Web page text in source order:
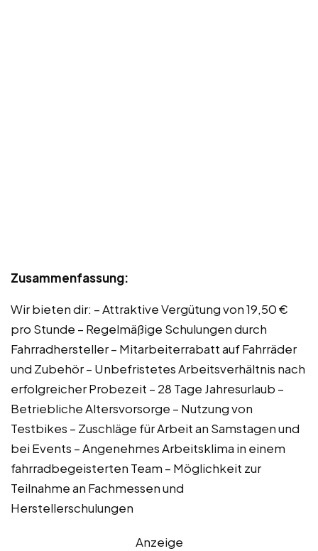
Zusammenfassung:
Wir bieten dir: – Attraktive Vergütung von 19,50 €
pro Stunde – Regelmäßige Schulungen durch
Fahrradhersteller – Mitarbeiterrabatt auf Fahrräder
und Zubehör – Unbefristetes Arbeitsverhältnis nach
erfolgreicher Probezeit – 28 Tage Jahresurlaub –
Betriebliche Altersvorsorge – Nutzung von
Testbikes – Zuschläge für Arbeit an Samstagen und
bei Events – Angenehmes Arbeitsklima in einem
fahrradbegeisterten Team – Möglichkeit zur
Teilnahme an Fachmessen und
Herstellerschulungen
Anzeige